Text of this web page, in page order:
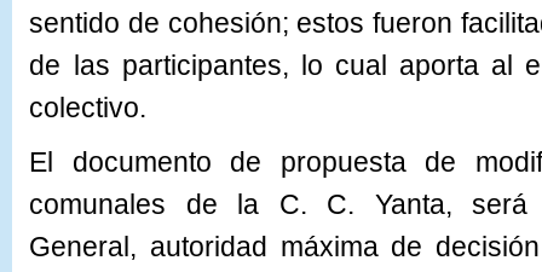
sentido de cohesión; estos fueron
de las participantes, lo cual aporta al
colectivo.
El documento de propuesta de
comunales de la C. C. Yanta, será
General, autoridad máxima de